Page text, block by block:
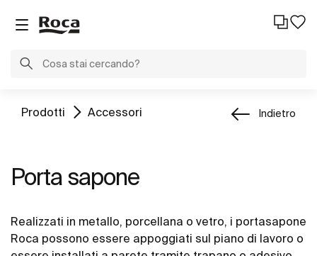
Prodotti Accessori Indietro
Porta sapone
Realizzati in metallo, porcellana o vetro, i portasapone
Roca possono essere appoggiati sul piano di lavoro o